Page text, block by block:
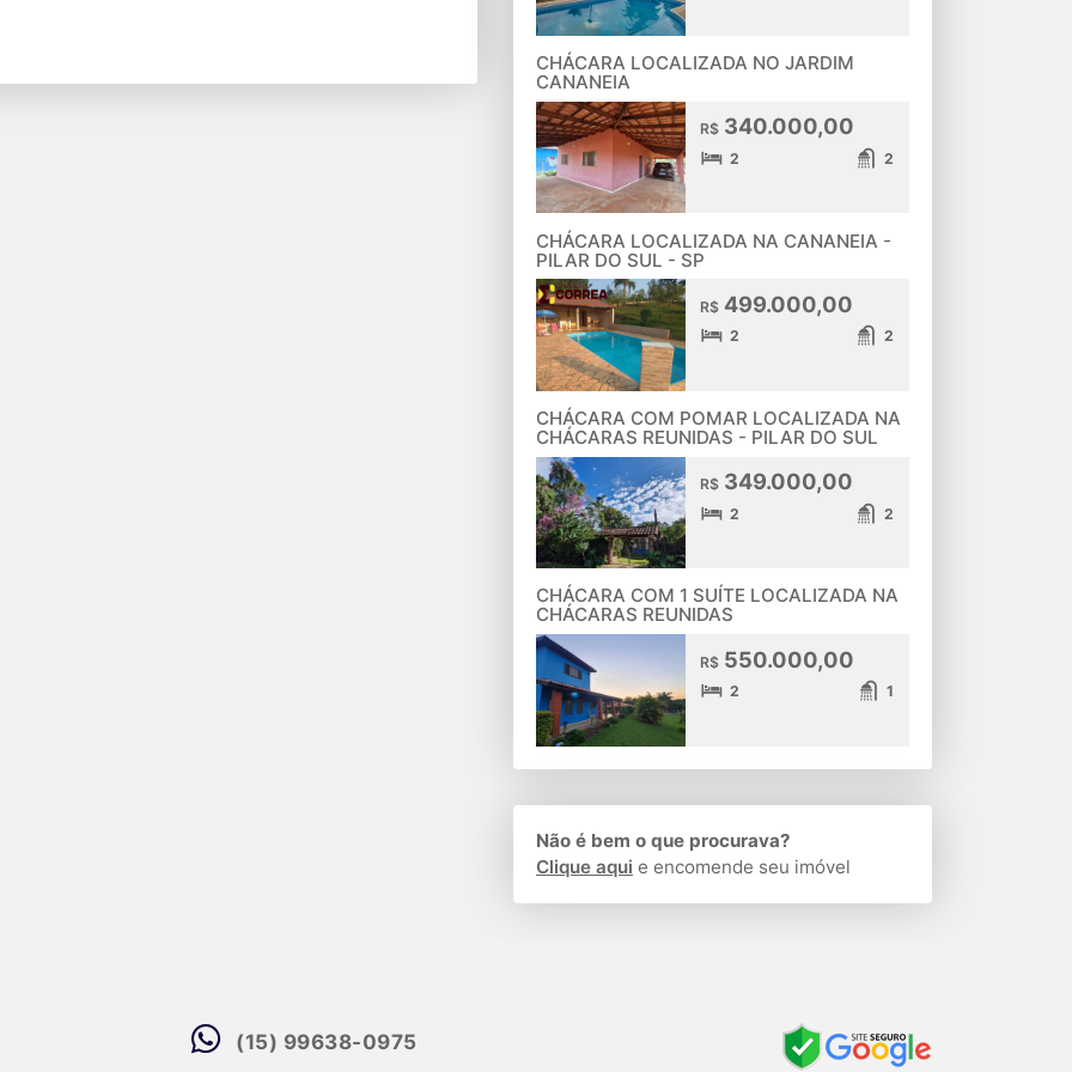
CHÁCARA LOCALIZADA NO JARDIM
CANANEIA
R$340.000,00
2 2
CHÁCARA LOCALIZADA NA CANANEIA -
PILAR DO SUL - SP
R$499.000,00
2 2
CHÁCARA COM POMAR LOCALIZADA NA
CHÁCARAS REUNIDAS - PILAR DO SUL
R$349.000,00
2 2
CHÁCARA COM 1 SUÍTE LOCALIZADA NA
CHÁCARAS REUNIDAS
R$550.000,00
2 1
Não é bem o que procurava?
Clique aqui e encomende seu imóvel
(15) 99638-0975